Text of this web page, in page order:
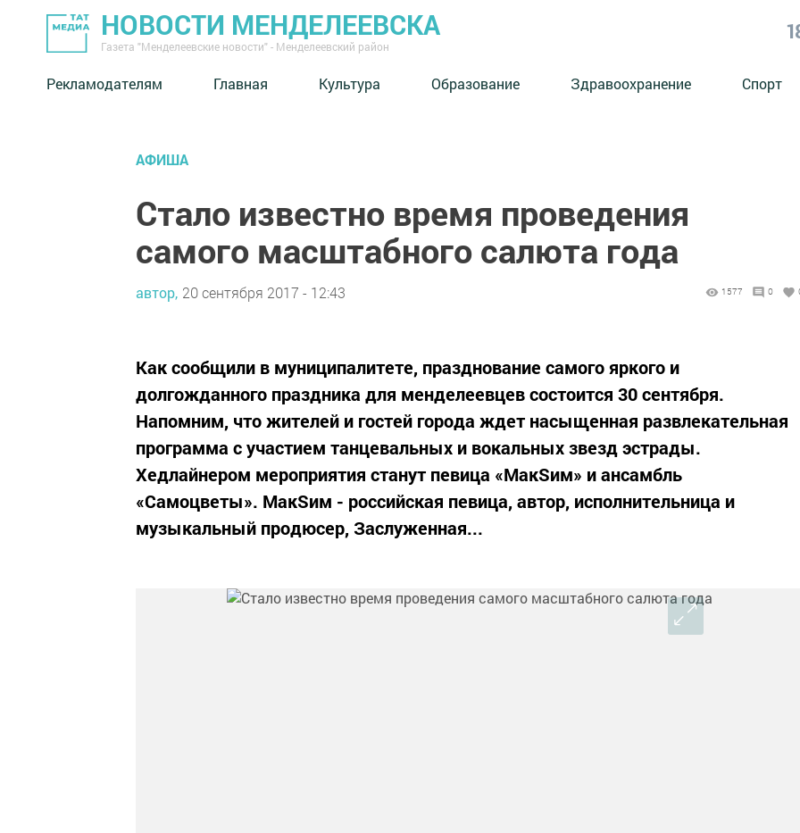
НОВОСТИ МЕНДЕЛЕЕВСКА
Газета "Менделеевские новости" - Менделеевский район
Рекламодателям Главная Культура Образование Здравоохранение Спорт
АФИША
Стало известно время проведения
самого масштабного салюта года
автор, 20 сентября 2017 - 12:43 1577 0
Как сообщили в муниципалитете, празднование самого яркого и
долгожданного праздника для менделеевцев состоится 30 сентября.
Напомним, что жителей и гостей города ждет насыщенная развлекательная
программа с участием танцевальных и вокальных звезд эстрады.
Хедлайнером мероприятия станут певица «МакSим» и ансамбль
«Самоцветы». МакSим - российская певица, автор, исполнительница и
музыкальный продюсер, Заслуженная...